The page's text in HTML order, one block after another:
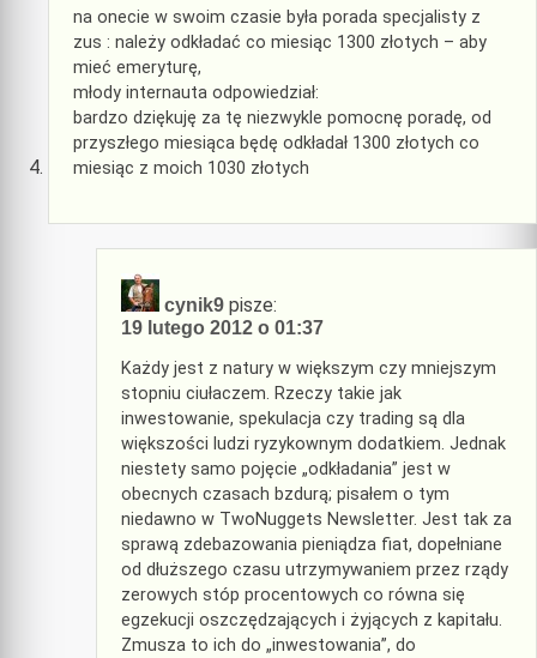
na onecie w swoim czasie była porada specjalisty z
zus : należy odkładać co miesiąc 1300 złotych – aby
mieć emeryturę,
młody internauta odpowiedział:
bardzo dziękuję za tę niezwykle pomocnę poradę, od
przyszłego miesiąca będę odkładał 1300 złotych co
miesiąc z moich 1030 złotych
cynik9 pisze:
19 lutego 2012 o 01:37
Każdy jest z natury w większym czy mniejszym
stopniu ciułaczem. Rzeczy takie jak
inwestowanie, spekulacja czy trading są dla
większości ludzi ryzykownym dodatkiem. Jednak
niestety samo pojęcie „odkładania” jest w
obecnych czasach bzdurą; pisałem o tym
niedawno w TwoNuggets Newsletter. Jest tak za
sprawą zdebazowania pieniądza fiat, dopełniane
od dłuższego czasu utrzymywaniem przez rządy
zerowych stóp procentowych co równa się
egzekucji oszczędzających i żyjących z kapitału.
Zmusza to ich do „inwestowania”, do